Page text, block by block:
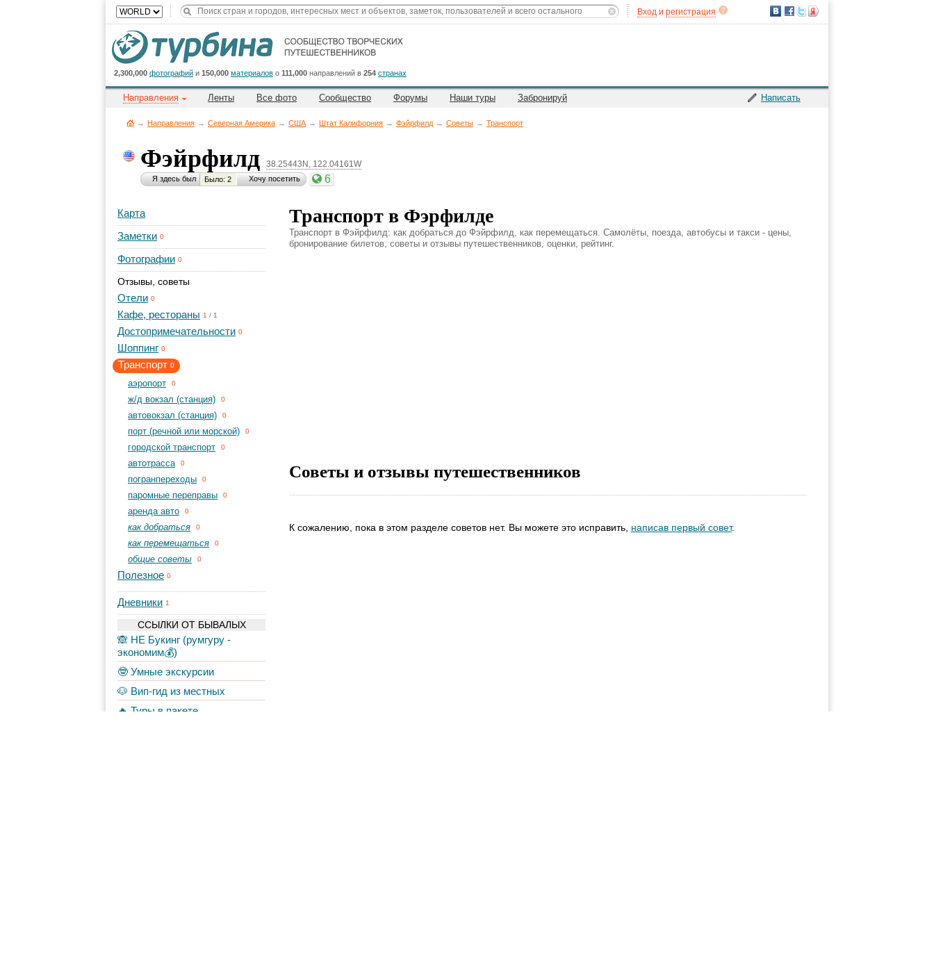
Вход и регистрация
2,300,000 фотографий и 150,000 материалов о 111,000 направлений в 254 странах
Написать
Направления Ленты Все фото Сообщество Форумы Наши туры Забронируй
→ Направления → Северная Америка → CША → Штат Калифорния → Фэйрфилд → Советы → Транспорт
Фэйрфилд 38.25443N, 122.04161W
Я здесь был Было: 2 Хочу посетить 6
Карта
Заметки 0
Фотографии 0
Отзывы, советы
Отели 0
Кафе, рестораны 1 / 1
Достопримечательности 0
Шоппинг 0
Транспорт 0
aэропорт 0
ж/д вокзал (станция) 0
автовокзал (станция) 0
порт (речной или морской) 0
городской транспорт 0
автотрасса 0
погранпереходы 0
паромные переправы 0
аренда авто 0
как добраться 0
как перемещаться 0
общие советы 0
Полезное 0
Дневники 1
ССЫЛКИ ОТ БЫВАЛЫХ
🙈 НЕ Букинг (румгуру -
экономим💰)
🤓 Умные экскурсии
🐶 Вип-гид из местных
🔥 Туры в пакете
Транспорт в Фэрфилде
Транспорт в Фэйрфилд: как добраться до Фэйрфилд, как перемещаться. Самолёты, поезда, автобусы и такси - цены,
бронирование билетов, советы и отзывы путешественников, оценки, рейтинг.
Советы и отзывы путешественников
К сожалению, пока в этом разделе советов нет. Вы можете это исправить, написав первый совет.